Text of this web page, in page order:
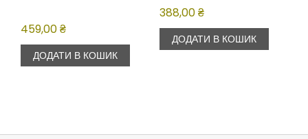
з 5
459,00₴
ДОДАТИ В КОШИК
388,00₴
ДОДАТИ В КОШИК